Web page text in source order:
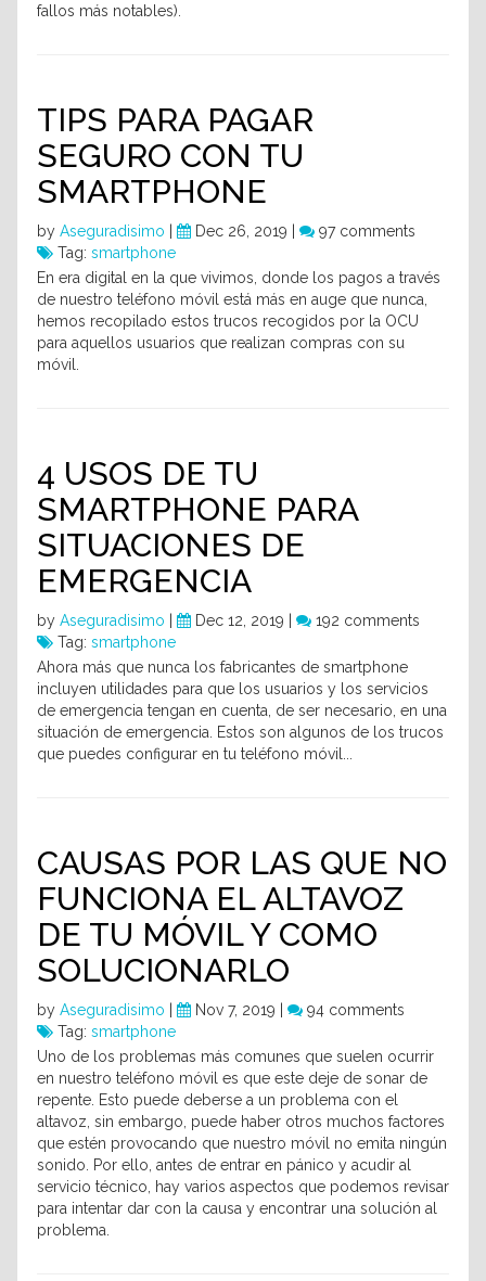
fallos más notables).
TIPS PARA PAGAR
SEGURO CON TU
SMARTPHONE
by Aseguradisimo Dec 26, 2019 |
97 comments
Tag: smartphone
En era digital en la que vivimos, donde los pagos a través
de nuestro teléfono móvil está más en auge que nunca,
hemos recopilado estos trucos recogidos por la OCU
para aquellos usuarios que realizan compras con su
móvil.
4 USOS DE TU
SMARTPHONE PARA
SITUACIONES DE
EMERGENCIA
by Aseguradisimo Dec 12, 2019 |
192 comments
Tag: smartphone
Ahora más que nunca los fabricantes de smartphone
incluyen utilidades para que los usuarios y los servicios
de emergencia tengan en cuenta, de ser necesario, en una
situación de emergencia. Estos son algunos de los trucos
que puedes configurar en tu teléfono móvil...
CAUSAS POR LAS QUE NO
FUNCIONA EL ALTAVOZ
DE TU MÓVIL Y COMO
SOLUCIONARLO
by Aseguradisimo Nov 7, 2019 |
94 comments
Tag: smartphone
Uno de los problemas más comunes que suelen ocurrir
en nuestro teléfono móvil es que este deje de sonar de
repente. Esto puede deberse a un problema con el
altavoz, sin embargo, puede haber otros muchos factores
que estén provocando que nuestro móvil no emita ningún
sonido. Por ello, antes de entrar en pánico y acudir al
servicio técnico, hay varios aspectos que podemos revisar
para intentar dar con la causa y encontrar una solución al
problema.